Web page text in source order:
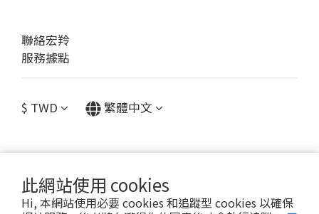
此網站使用 cookies
Hi, 本網站使用必要 cookies 和追蹤型 cookies 以確保
聯絡宏羚
服務據點
$ TWD 繁體中文
提醒您，我們不會以電話或簡訊方式通知變更付款方式。